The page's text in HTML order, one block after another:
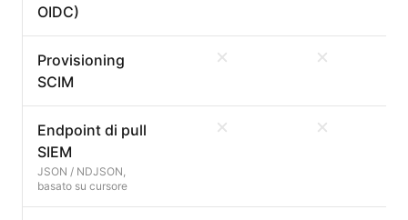
OIDC)
Provisioning
SCIM
Endpoint di pull
SIEM
JSON / NDJSON,
basato su cursore